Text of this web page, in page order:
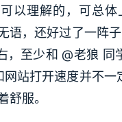
以理解的，可总
语，还好过了一阵
，至少和 @老狼 同
站打开速度并不一
舒服。